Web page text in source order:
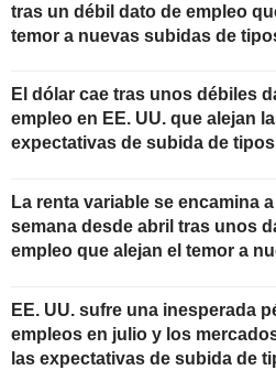
tras un débil dato de empleo
temor a nuevas subidas de
El dólar cae tras unos débiles
empleo en EE. UU. que alejan
expectativas de subida de tipos
La renta variable se encamina
semana desde abril tras unos
empleo que alejan el temor a
EE. UU. sufre una inesperada
empleos en julio y los
las expectativas de subida de